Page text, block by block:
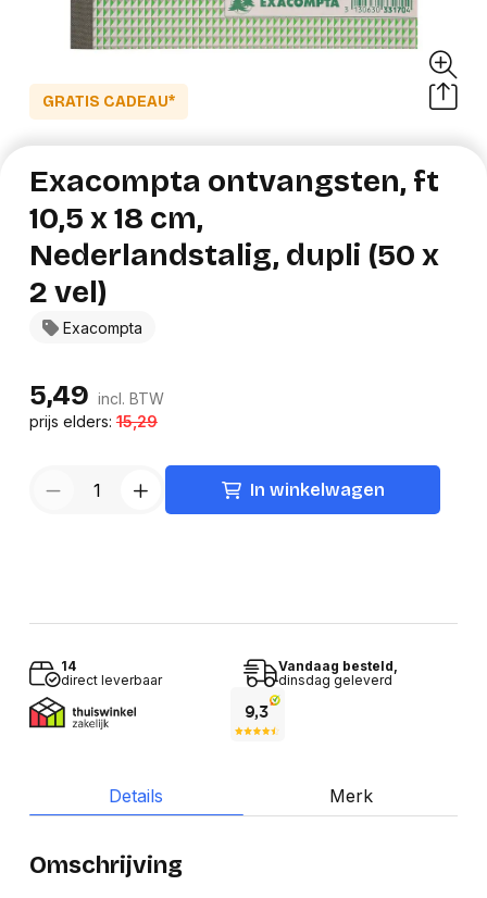
GRATIS CADEAU*
Exacompta
Exacompta ontvangsten, ft
10,5 x 18 cm,
Nederlandstalig, dupli (50 x
2 vel)
5,49 incl. BTW
prijs elders:15,29
In winkelwagen
14
direct leverbaar
Vandaag besteld,
dinsdag geleverd
Details Merk
Omschrijving